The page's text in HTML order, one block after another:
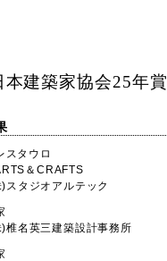
本建築家協会25年賞
タウロ
＆CRAFTS
スタジオアルテック
椎名英三建築設計事務所